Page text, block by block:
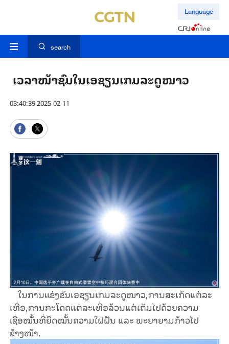
Language
search
ເວລາໜ້າຊົມໃນເອຊຽນເກມລະດູໜາວ
03:40:39 2025-02-11
ໃນການແຂ່ງຂັນເອຊຽນເກມລະດູໜາວ,ການສະເກັດແຕ່ລະ
ເທື່ອ,ການກະໂດດແຕ່ລະເທື່ອລ້ວນແຕ່ເຕັມໄປດ້ວຍຄວາມ
ເຊື່ອໝັ້ນທີ່ຍຶດໝັ້ນຄວາມໃຝ່ຝັນ ແລະ ພະຍາຍາມກ້າວໄປ
ຂ້າງໜ້າ.